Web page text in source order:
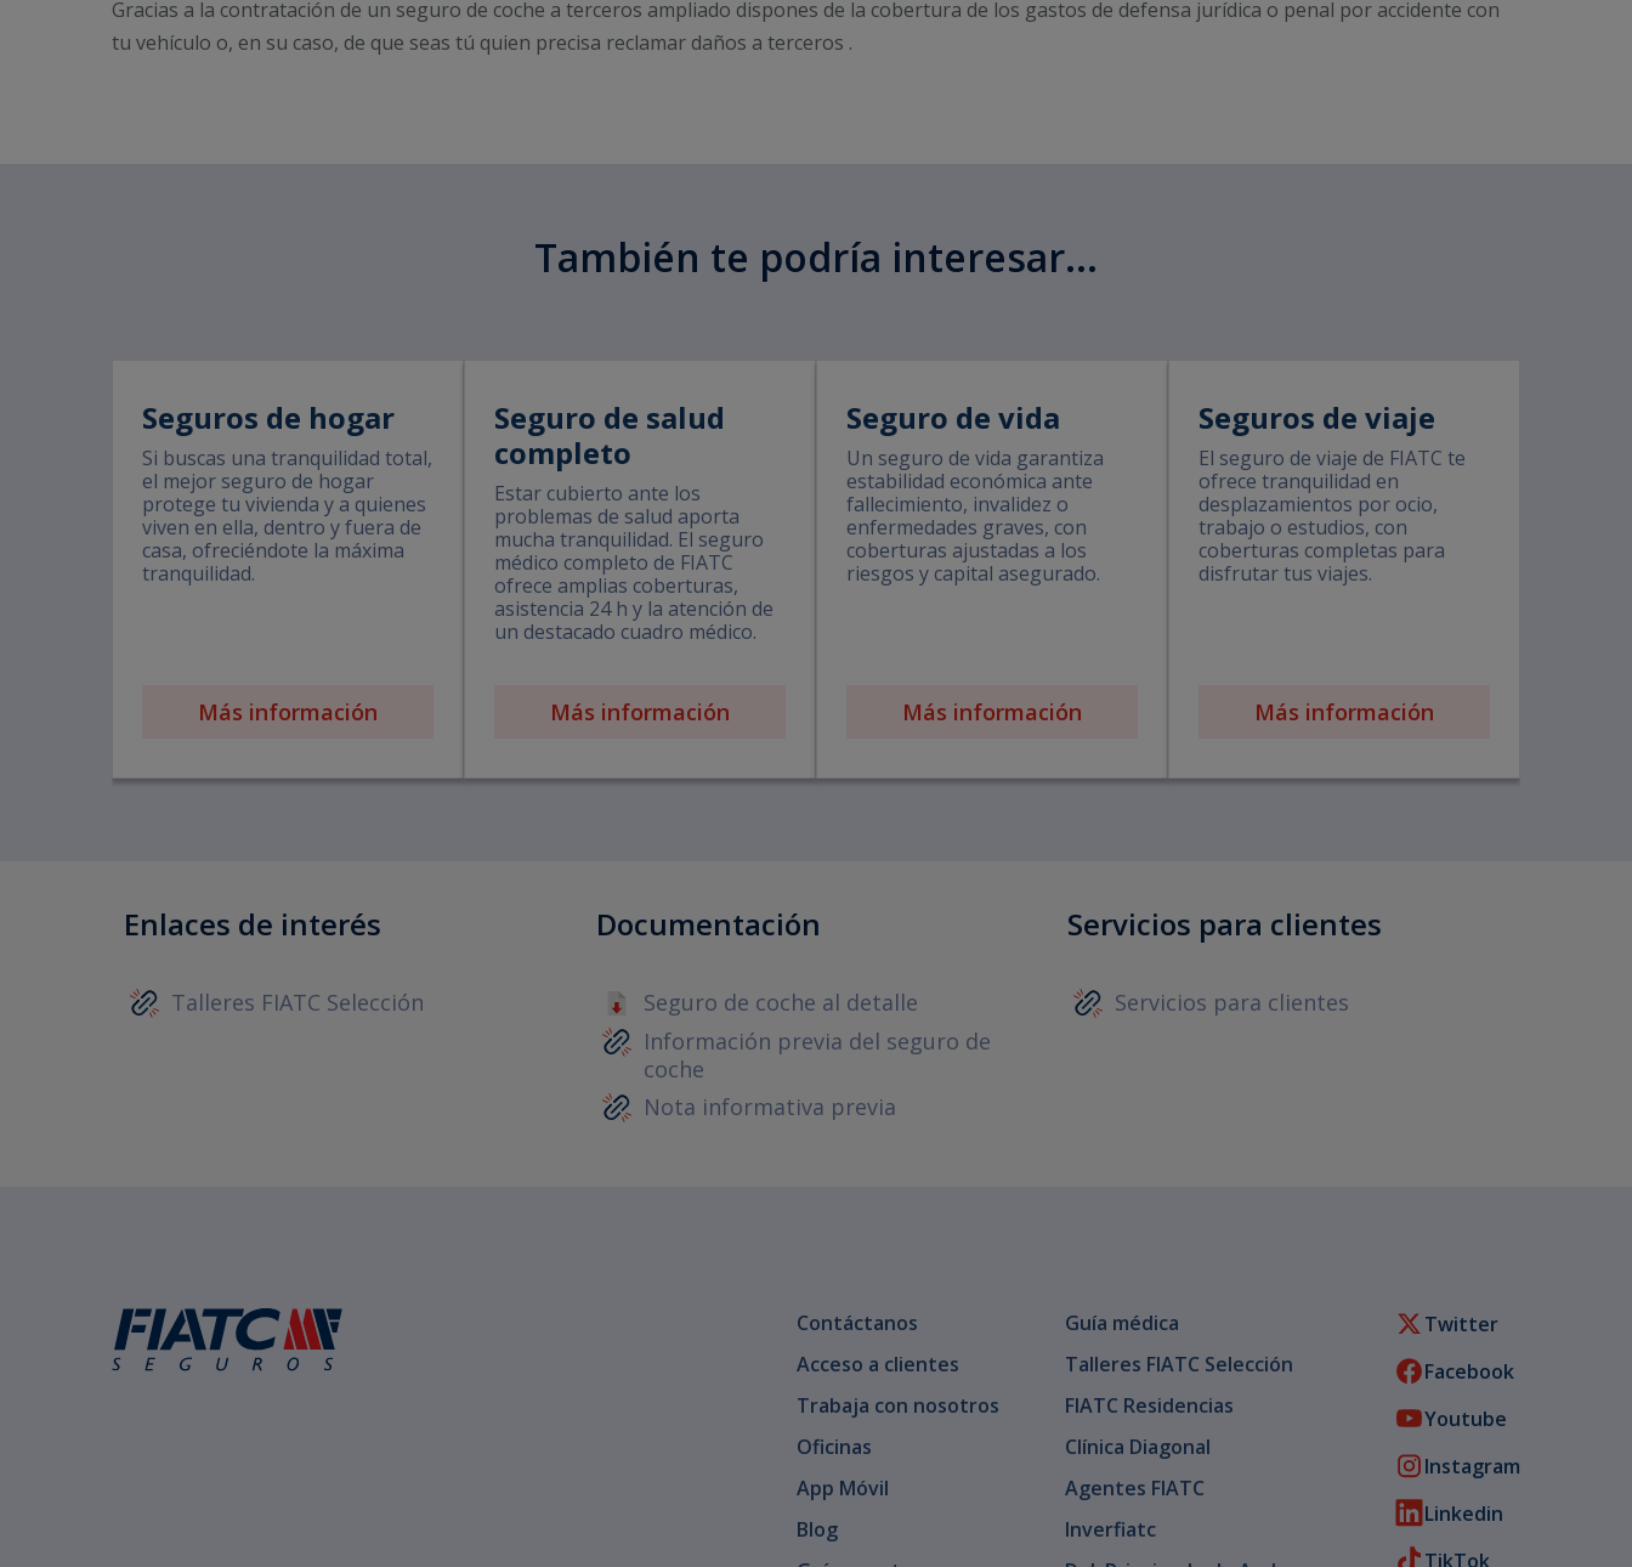
Gracias a la contratación de un seguro de coche a terceros ampliado dispones de la cobertura de los gastos de defensa jurídica o penal por accidente con
tu vehículo o, en su caso, de que seas tú quien precisa reclamar daños a terceros .
También te podría interesar...
Seguros de hogar
Si buscas una tranquilidad total,
el mejor seguro de hogar
protege tu vivienda y a quienes
viven en ella, dentro y fuera de
casa, ofreciéndote la máxima
tranquilidad.
Más información
Seguro de salud
completo
Estar cubierto ante los
problemas de salud aporta
mucha tranquilidad. El seguro
médico completo de FIATC
ofrece amplias coberturas,
asistencia 24 h y la atención de
un destacado cuadro médico.
Más información
Seguro de vida
Un seguro de vida garantiza
estabilidad económica ante
fallecimiento, invalidez o
enfermedades graves, con
coberturas ajustadas a los
riesgos y capital asegurado.
Más información
Seguros de viaje
El seguro de viaje de FIATC te
ofrece tranquilidad en
desplazamientos por ocio,
trabajo o estudios, con
coberturas completas para
disfrutar tus viajes.
Más información
Enlaces de interés
Talleres FIATC Selección
Documentación
Seguro de coche al detalle
Información previa del seguro de
coche
Nota informativa previa
Servicios para clientes
Servicios para clientes
Contáctanos
Acceso a clientes
Trabaja con nosotros
Oficinas
App Móvil
Blog
Guía médica
Talleres FIATC Selección
FIATC Residencias
Clínica Diagonal
Agentes FIATC
Inverfiatc
Twitter
Facebook
Youtube
Instagram
Linkedin
TikTok